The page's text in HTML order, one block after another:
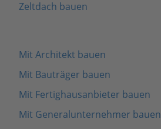
Zeltdach bauen
Mit Architekt bauen
Mit Bauträger bauen
Mit Fertighausanbieter bauen
Mit Generalunternehmer bauen